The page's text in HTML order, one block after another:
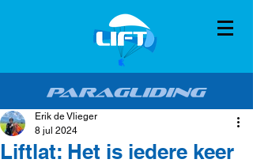
Liftlat: Het is iedere keer
Erik de Vlieger
8 jul 2024